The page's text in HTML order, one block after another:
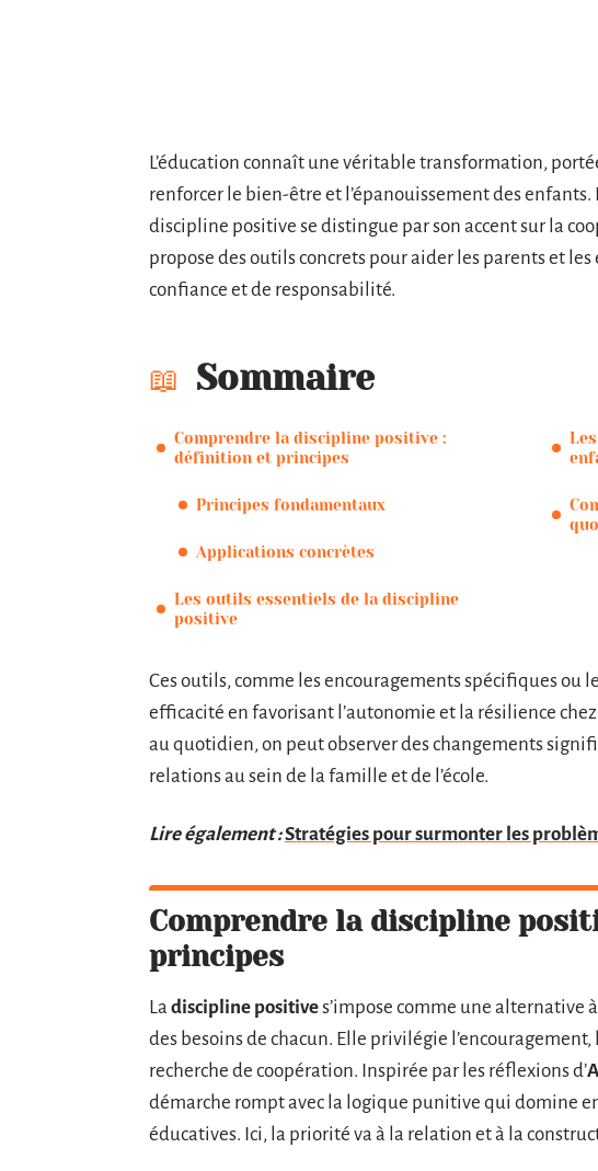
L’éducation connaît une véritable transformation,
renforcer le bien-être et l’épanouissement des
discipline positive se distingue par son accent sur la
propose des outils concrets pour aider les parents et
confiance et de responsabilité.
Sommaire
Comprendre la discipline positive :
définition et principes
Principes fondamentaux
Applications concrètes
Les outils essentiels de la discipline
positive
Ces outils, comme les encouragements spécifiques
efficacité en favorisant l’autonomie et la résilience
au quotidien, on peut observer des changements
relations au sein de la famille et de l’école.
Lire également :Stratégies pour surmonter les
Comprendre la discipline
principes
La discipline positives’impose comme une alternative
des besoins de chacun. Elle privilégie
recherche de coopération. Inspirée par les réflexions d’
démarche rompt avec la logique punitive qui domine
éducatives. Ici, la priorité va à la relation et à la